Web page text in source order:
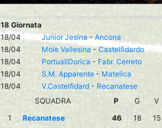
18 Giornata
18/04
Junior Jesina-Ancona
18/04
Moie Vallesina - Castelfidardo
18/04
PortualiDorica - Fabr. Cerreto
18/04
S.M. Apparente - Matelica
18/04
V.Castelfidard - Recanatese
SQUADRA
P G V
1
Recanatese 46 18 15